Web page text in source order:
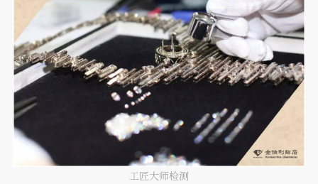
工匠大师检测